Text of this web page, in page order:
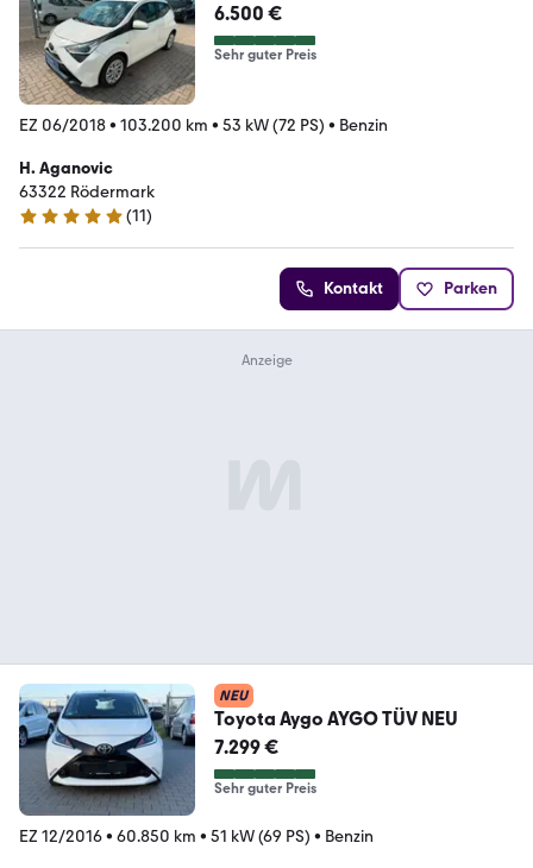
6.500 €
Sehr guter Preis
EZ 06/2018• 103.200 km • 53 kW (72 PS) • Benzin
H. Aganovic
63322 Rödermark
5 Sterne
(11)
Kontakt Parken
NEU
Toyota Aygo AYGO TÜV NEU
7.299 €
Sehr guter Preis
EZ 12/2016• 60.850 km • 51 kW (69 PS) • Benzin